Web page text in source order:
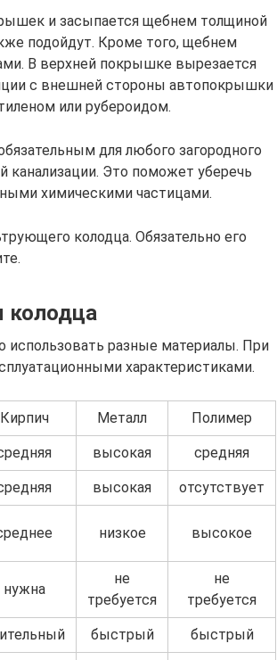
и засыпается щебнем толщиной
подойдут. Кроме того, щебнем
В верхней покрышке вырезается
с внешней стороны автопокрышки
или рубероидом.
для любого загородного
канализации. Это поможет уберечь
химическими частицами.
колодца. Обязательно его
колодца
разные материалы. При
характеристиками.
Кирпич Металл Полимер
высокая средняя
высокая отсутствует
низкое высокое
нужна
не
требуется
не
требуется
быстрый быстрый